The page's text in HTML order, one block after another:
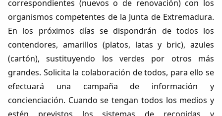
correspondientes (nuevos o de renovación) con los
organismos competentes de la Junta de Extremadura.
En los próximos días se dispondrán de todos los
contendores, amarillos (platos, latas y bric), azules
(cartón), sustituyendo los verdes por otros más
grandes. Solicita la colaboración de todos, para ello se
efectuará una campaña de información y
concienciación. Cuando se tengan todos los medios y